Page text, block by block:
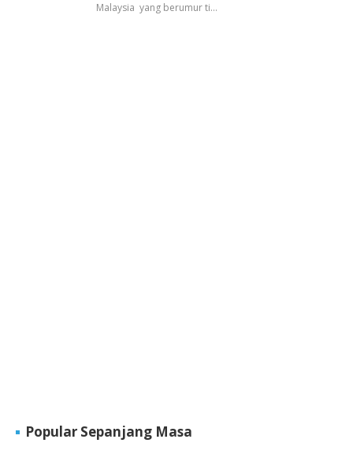
Malaysia yang berumur ti…
Popular Sepanjang Masa